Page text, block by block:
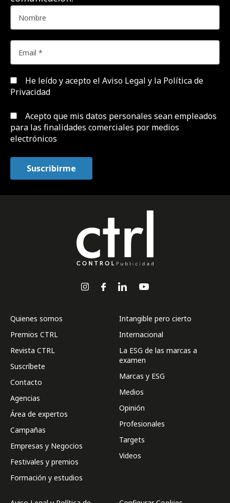
He leído y acepto el Aviso Legal y la Política de
Privacidad
Acepto que mis datos personales sean empleados
para las finalidades comerciales por medios
electrónicos
Quienes somos
Premios CTRL
Revista CTRL
Suscríbete
Contacto
Agencias
Área de expertos
Campañas
Empresas y Negocios
Festivales y premios
Formación y estudios
Intangible pero cierto
Internacional
La ESG de las marcas a
examen
Marcas y ESG
Medios
Opinión
Profesionales
Targets
Videos